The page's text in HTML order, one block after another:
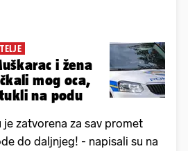
i žena
mog oca,
na podu
zatvorena za sav promet
do daljnjeg! - napisali su na